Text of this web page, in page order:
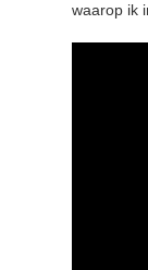
waarop ik